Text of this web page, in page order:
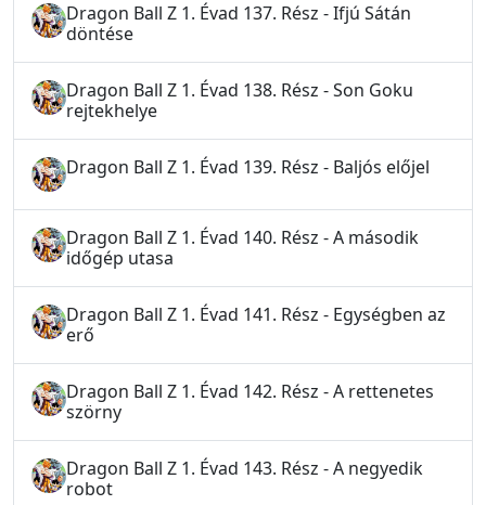
Dragon Ball Z 1. Évad 137. Rész - Ifjú Sátán
döntése
Dragon Ball Z 1. Évad 138. Rész - Son Goku
rejtekhelye
Dragon Ball Z 1. Évad 139. Rész - Baljós előjel
Dragon Ball Z 1. Évad 140. Rész - A második
időgép utasa
Dragon Ball Z 1. Évad 141. Rész - Egységben az
erő
Dragon Ball Z 1. Évad 142. Rész - A rettenetes
szörny
Dragon Ball Z 1. Évad 143. Rész - A negyedik
robot